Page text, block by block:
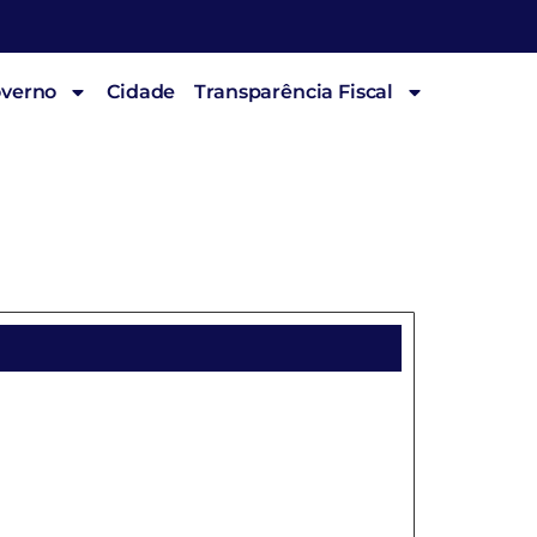
Cidade Transparência Fiscal